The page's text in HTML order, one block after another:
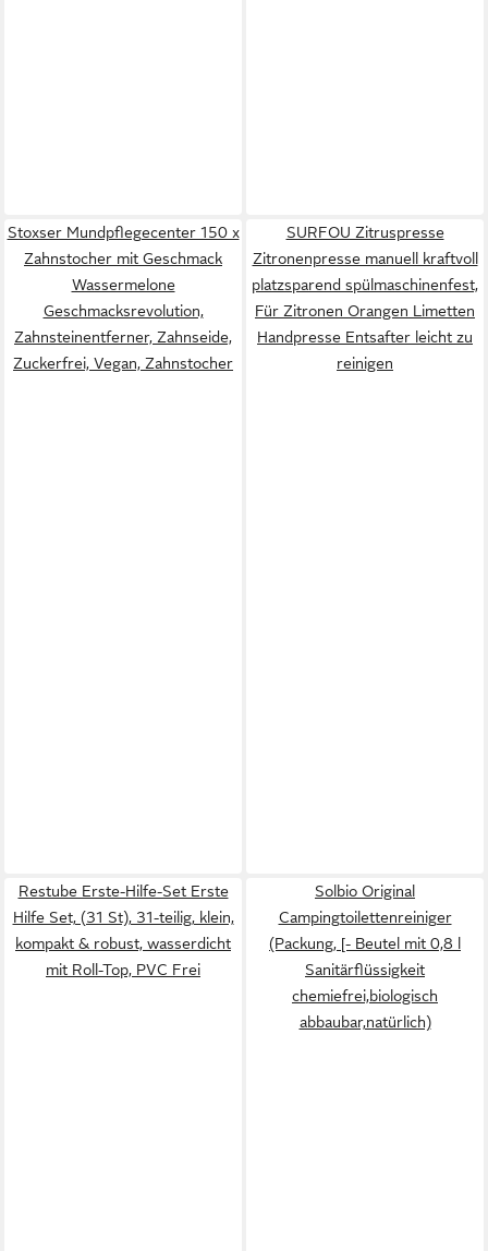
Stoxser Mundpflegecenter 150 x
Zahnstocher mit Geschmack
Wassermelone
Geschmacksrevolution,
Zahnsteinentferner, Zahnseide,
Zuckerfrei, Vegan, Zahnstocher
SURFOU Zitruspresse
Zitronenpresse manuell kraftvoll
platzsparend spülmaschinenfest,
Für Zitronen Orangen Limetten
Handpresse Entsafter leicht zu
reinigen
Restube Erste-Hilfe-Set Erste
Hilfe Set, (31 St), 31-teilig, klein,
kompakt & robust, wasserdicht
mit Roll-Top, PVC Frei
Solbio Original
Campingtoilettenreiniger
(Packung, [- Beutel mit 0,8 l
Sanitärflüssigkeit
chemiefrei,biologisch
abbaubar,natürlich)